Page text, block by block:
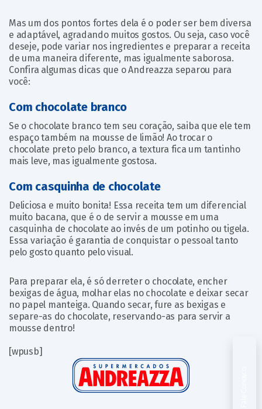
Mas um dos pontos fortes dela é o poder ser bem diversa
e adaptável, agradando muitos gostos. Ou seja, caso você
deseje, pode variar nos ingredientes e preparar a receita
de uma maneira diferente, mas igualmente saborosa.
Confira algumas dicas que o Andreazza separou para
você:
Com chocolate branco
Se o chocolate branco tem seu coração, saiba que ele tem
espaço também na mousse de limão! Ao trocar o
chocolate preto pelo branco, a textura fica um tantinho
mais leve, mas igualmente gostosa.
Com casquinha de chocolate
Deliciosa e muito bonita! Essa receita tem um diferencial
muito bacana, que é o de servir a mousse em uma
casquinha de chocolate ao invés de um potinho ou tigela.
Essa variação é garantia de conquistar o pessoal tanto
pelo gosto quanto pelo visual.
Para preparar ela, é só derreter o chocolate, encher
bexigas de água, molhar elas no chocolate e deixar secar
no papel manteiga. Quando secar, fure as bexigas e
separe-as do chocolate, reservando-as para servir a
mousse dentro!
[wpusb]